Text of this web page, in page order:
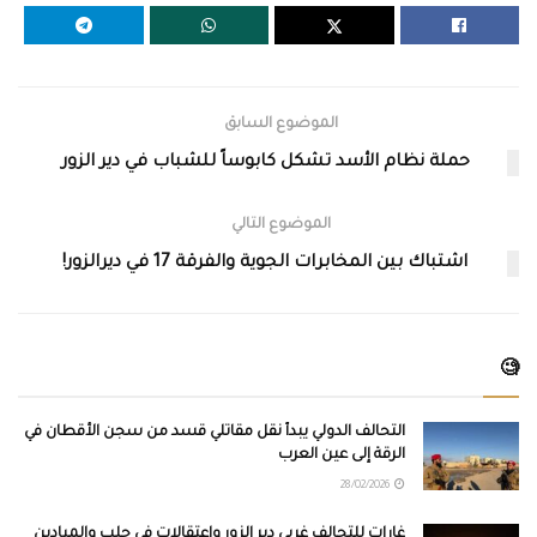
الموضوع السابق
حملة نظام الأسد تشكل كابوساً للشباب في دير الزور
الموضوع التالي
اشتباك بين المخابرات الجوية والفرقة 17 في ديرالزور!
🧐
التحالف الدولي يبدأ نقل مقاتلي قسد من سجن الأقطان في
الرقة إلى عين العرب